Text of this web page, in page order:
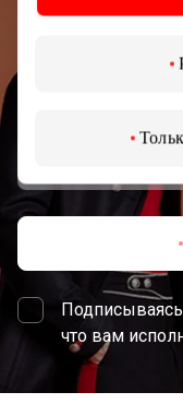
мероприятиях
что вам